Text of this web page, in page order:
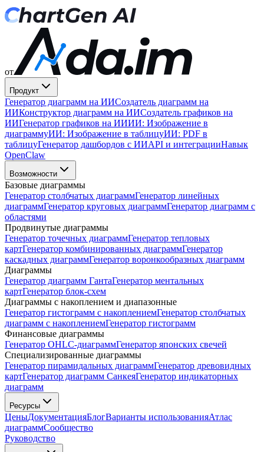
от
Продукт
Генератор диаграмм на ИИСоздатель диаграмм на
ИИКонструктор диаграмм на ИИСоздатель графиков на
ИИГенератор графиков на ИИИИ: Изображение в
диаграммуИИ: Изображение в таблицуИИ: PDF в
таблицуГенератор дашбордов с ИИAPI и интеграцииНавык
OpenClaw
Возможности
Базовые диаграммы
Генератор столбчатых диаграммГенератор линейных
диаграммГенератор круговых диаграммГенератор диаграмм с
областями
Продвинутые диаграммы
Генератор точечных диаграммГенератор тепловых
картГенератор комбинированных диаграммГенератор
каскадных диаграммГенератор воронкообразных диаграмм
Диаграммы
Генератор диаграмм ГантаГенератор ментальных
картГенератор блок-схем
Диаграммы с накоплением и диапазонные
Генератор гистограмм с накоплениемГенератор столбчатых
диаграмм с накоплениемГенератор гистограмм
Финансовые диаграммы
Генератор OHLC-диаграммГенератор японских свечей
Специализированные диаграммы
Генератор пирамидальных диаграммГенератор древовидных
картГенератор диаграмм СанкеяГенератор индикаторных
диаграмм
Ресурсы
ЦеныДокументацияБлогВарианты использованияАтлас
диаграммСообщество
Руководство